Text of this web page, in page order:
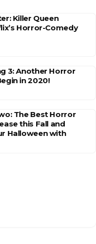
Killer Queen
Horror-Comedy
3: Another Horror
in 2020!
The Best Horror
this Fall and
Halloween with